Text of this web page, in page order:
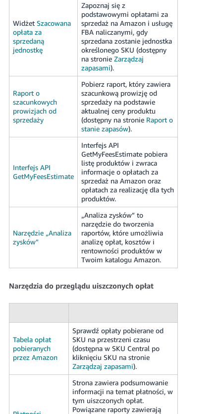
Widżet Szacowana
opłata za
sprzedaną
jednostkę
Zapoznaj się z
podstawowymi opłatami za
sprzedaż na Amazon i usługę
FBA naliczanymi, gdy
sprzedana zostanie jednostka
określonego SKU (dostępny
na stronie Zarządzaj
zapasami).
Raport o
szacunkowych
prowizjach od
sprzedaży
Pobierz raport, który zawiera
szacunkową prowizję od
sprzedaży na podstawie
aktualnej ceny produktu
(dostępny na stronie Raport o
stanie zapasów).
Interfejs API
GetMyFeesEstimate
Interfejs API
GetMyFeesEstimate pobiera
listę produktów i zwraca
informacje o opłatach za
sprzedaż na Amazon oraz
opłatach za realizację dla tych
produktów.
Narzędzie „Analiza
zysków”
„Analiza zysków” to
narzędzie do tworzenia
raportów, które umożliwia
analizę opłat, kosztów i
rentowności produktów w
Twoim katalogu Amazon.
Narzędzia do przeglądu uiszczonych opłat
Tabela opłat
pobieranych
przez Amazon
Sprawdź opłaty pobierane od
SKU na przestrzeni czasu
(dostępna w SKU Central po
kliknięciu SKU na stronie
Zarządzaj zapasami).
Strona zawiera podsumowanie
informacji na temat płatności, w
tym uiszczonych opłat.
Powiązane raporty zawierają